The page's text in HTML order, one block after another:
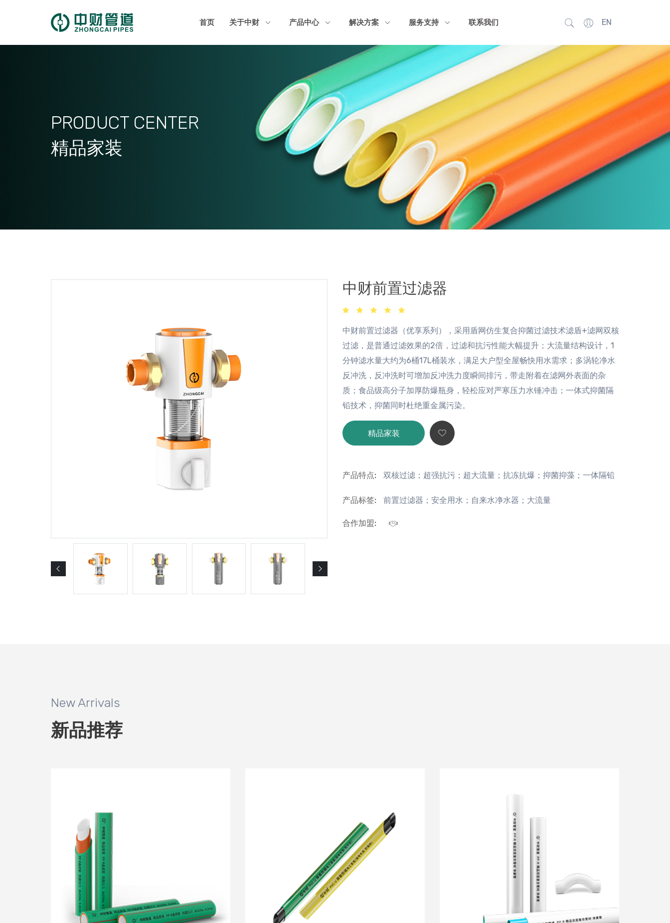
首页 关于中财 产品中心 解决方案 服务支持 联系我们 EN
PRODUCT CENTER
精品家装
中财前置过滤器
中财前置过滤器（优享系列），采用盾网仿生复合抑菌过滤技术滤盾+滤网双核
过滤，是普通过滤效果的2倍，过滤和抗污性能大幅提升；大流量结构设计，1
分钟滤水量大约为6桶17L桶装水，满足大户型全屋畅快用水需求；多涡轮净水
反冲洗，反冲洗时可增加反冲洗力度瞬间排污，带走附着在滤网外表面的杂
质；食品级高分子加厚防爆瓶身，轻松应对严寒压力水锤冲击；一体式抑菌隔
铅技术，抑菌同时杜绝重金属污染。
精品家装
产品特点: 双核过滤；超强抗污；超大流量；抗冻抗爆；抑菌抑藻；一体隔铅
产品标签: 前置过滤器；安全用水；自来水净水器；大流量
合作加盟:
New Arrivals
新品推荐